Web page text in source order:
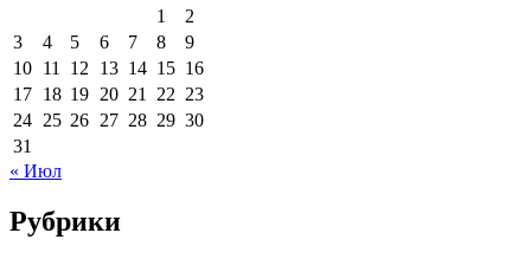
1
2
3
4 5 6 7 8
9
10 11 12 13 14 15 16
17 18 19 20 21 22 23
24 25 26 27 28 29 30
31
« Июл
Рубрики